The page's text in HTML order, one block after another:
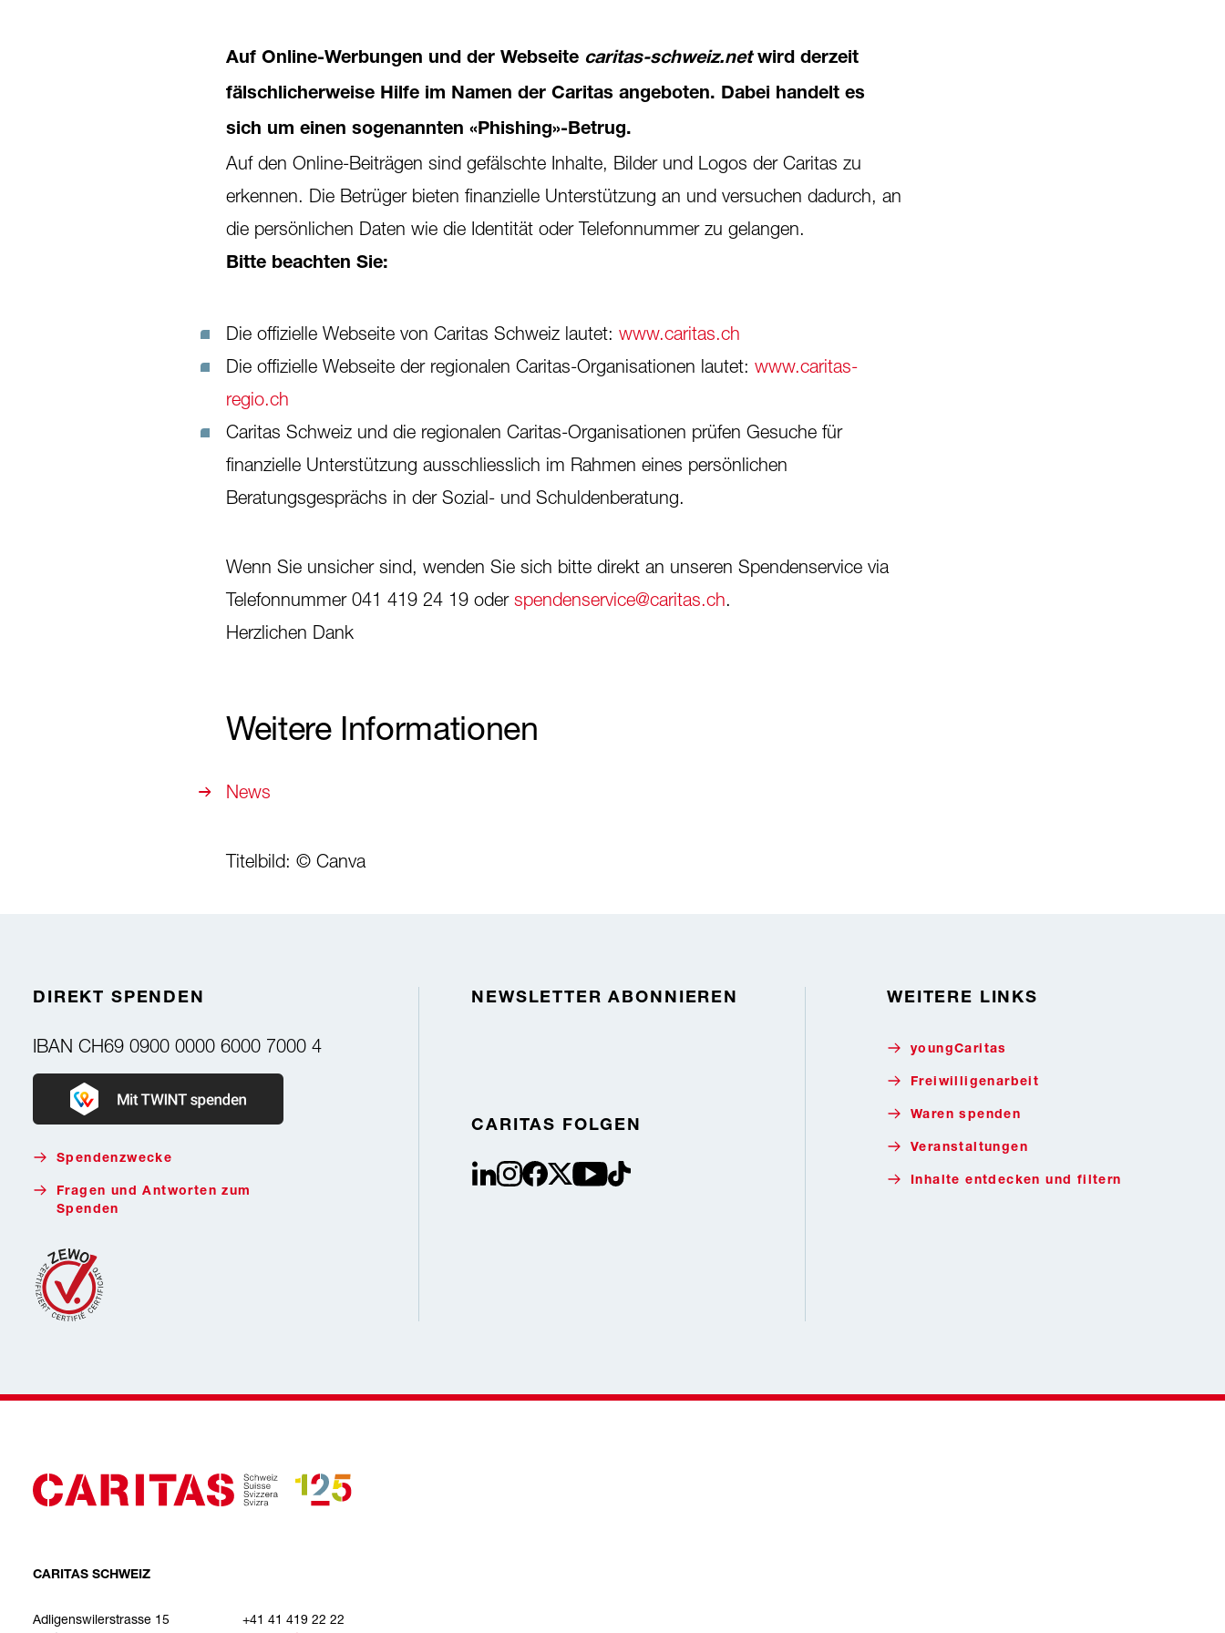
Auf Online-Werbungen und der Webseite caritas-schweiz.netwird derzeit
fälschlicherweise Hilfe im Namen der Caritas angeboten. Dabei handelt es
sich um einen sogenannten «Phishing»-Betrug.
Auf den Online-Beiträgen sind gefälschte Inhalte, Bilder und Logos der Caritas zu
erkennen. Die Betrüger bieten finanzielle Unterstützung an und versuchen dadurch, an
die persönlichen Daten wie die Identität oder Telefonnummer zu gelangen.
Bitte beachten Sie:
Die offizielle Webseite von Caritas Schweiz lautet: www.caritas.ch
Die offizielle Webseite der regionalen Caritas-Organisationen lautet: www.caritas-
regio.ch
Caritas Schweiz und die regionalen Caritas-Organisationen prüfen Gesuche für
finanzielle Unterstützung ausschliesslich im Rahmen eines persönlichen
Beratungsgesprächs in der Sozial- und Schuldenberatung.
Wenn Sie unsicher sind, wenden Sie sich bitte direkt an unseren Spendenservice via
Telefonnummer 041 419 24 19 oder spendenservice@caritas.ch.
Herzlichen Dank
Weitere Informationen
News
Titelbild: © Canva
DIREKT SPENDEN
IBAN CH69 0900 0000 6000 7000 4
Donate with Twint
Spendenzwecke
Fragen und Antworten zum
Spenden
NEWSLETTER ABONNIEREN
CARITAS FOLGEN
linkedininstagram
facebookTwitter / X
youtube
tiktok
WEITERE LINKS
youngCaritas
Freiwilligenarbeit
Waren spenden
Veranstaltungen
Inhalte entdecken und filtern
CARITAS SCHWEIZ
Adligenswilerstrasse 15
+41 41 419 22 22